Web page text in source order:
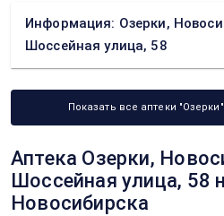
Информация: Озерки,
Шоссейная улица, 58
Показать все аптеки
Аптека Озерки,
Шоссейная улица, 58
Новосибирска